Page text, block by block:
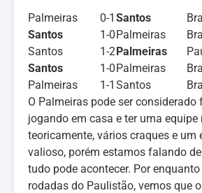
Palmeiras 0-1 Santos
Santos
1-0Palmeiras
Santos
1-2Palmeiras
Santos
1-0Palmeiras
Palmeiras
1-1 Santos
O Palmeiras pode ser
jogando em casa e ter uma
teoricamente, vários craques e um
valioso, porém estamos falando
tudo pode acontecer. Por
rodadas do Paulistão, vemos que